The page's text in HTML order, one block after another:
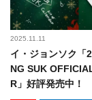
2025.11.11
イ・ジョンソク「
NG SUK
R」好評発売中！